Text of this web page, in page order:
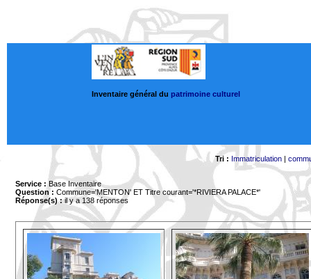
Inventaire général du patrimoine culturel
Tri : Immatriculation|
Service : Base Inventaire
Question : Commune='MENTON' ET Titre courant='*RIVIERA PALACE*'
Réponse(s) :il y a 138 réponses